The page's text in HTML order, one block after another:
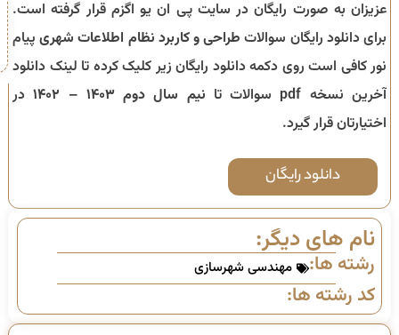
عزیزان به صورت رایگان در سایت پی ان یو اگزم قرار گرفته است.
برای دانلود رایگان سوالات طراحی و کاربرد نظام اطلاعات شهریپیام
نور کافی است روی دکمه دانلود رایگان زیر کلیک کرده تا لینک دانلود
آخرین نسخه pdf سوالات تا
نیم سال دوم ۱۴۰۳ – ۱۴۰۲
در
اختیارتان قرار گیرد.
دانلود رایگان
نام های دیگر:
رشته ها: مهندسی شهرسازی
کد رشته ها: